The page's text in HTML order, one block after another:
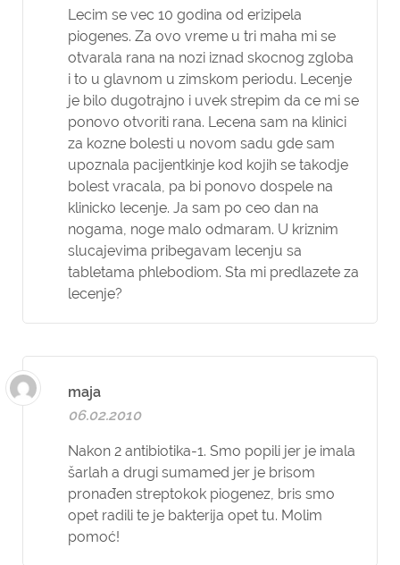
Lecim se vec 10 godina od erizipela
piogenes. Za ovo vreme u tri maha mi se
otvarala rana na nozi iznad skocnog zgloba
i to u glavnom u zimskom periodu. Lecenje
je bilo dugotrajno i uvek strepim da ce mi se
ponovo otvoriti rana. Lecena sam na klinici
za kozne bolesti u novom sadu gde sam
upoznala pacijentkinje kod kojih se takodje
bolest vracala, pa bi ponovo dospele na
klinicko lecenje. Ja sam po ceo dan na
nogama, noge malo odmaram. U kriznim
slucajevima pribegavam lecenju sa
tabletama phlebodiom. Sta mi predlazete za
lecenje?
maja
06.02.2010
Nakon 2 antibiotika-1. Smo popili jer je imala
šarlah a drugi sumamed jer je brisom
pronađen streptokok piogenez, bris smo
opet radili te je bakterija opet tu. Molim
pomoć!